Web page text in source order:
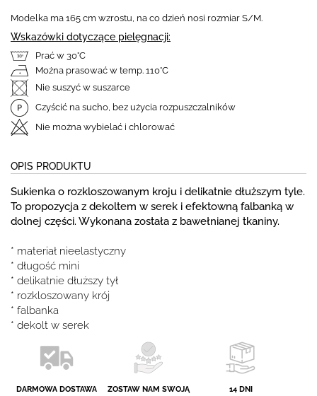
Modelka ma 165 cm wzrostu, na co dzień nosi rozmiar S/M.
Wskazówki dotyczące pielęgnacji:
Prać w 30°C
Można prasować w temp. 110°C
Nie suszyć w suszarce
Czyścić na sucho, bez użycia rozpuszczalników
Nie można wybielać i chlorować
OPIS PRODUKTU
Sukienka o rozkloszowanym kroju i delikatnie dłuższym tyle.
To propozycja z dekoltem w serek i efektowną falbanką w
dolnej części. Wykonana została z bawełnianej tkaniny.
* materiał nieelastyczny
* długość mini
* delikatnie dłuższy tył
* rozkloszowany krój
* falbanka
* dekolt w serek
DARMOWA DOSTAWA
ZOSTAW NAM SWOJĄ
14 DNI